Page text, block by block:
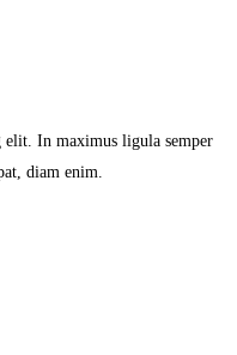
In maximus ligula semper
diam enim.